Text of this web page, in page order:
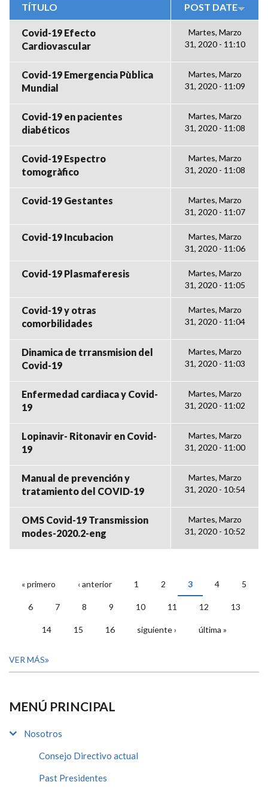
TÍTULO POST DATE
Covid-19 Efecto
Cardiovascular
Martes, Marzo
31, 2020 - 11:10
Covid-19 Emergencia Pùblica
Mundial
Martes, Marzo
31, 2020 - 11:09
Covid-19 en pacientes
diabéticos
Martes, Marzo
31, 2020 - 11:08
Covid-19 Espectro
tomogràfico
Martes, Marzo
31, 2020 - 11:08
Covid-19 Gestantes
Martes, Marzo
31, 2020 - 11:07
Covid-19 Incubacion
Martes, Marzo
31, 2020 - 11:06
Covid-19 Plasmaferesis
Martes, Marzo
31, 2020 - 11:05
Covid-19 y otras
comorbilidades
Martes, Marzo
31, 2020 - 11:04
Dinamica de trransmision del
Covid-19
Martes, Marzo
31, 2020 - 11:03
Enfermedad cardiaca y Covid-
19
Martes, Marzo
31, 2020 - 11:02
Lopinavir- Ritonavir en Covid-
19
Martes, Marzo
31, 2020 - 11:00
Manual de prevención y
tratamiento del COVID-19
Martes, Marzo
31, 2020 - 10:54
OMS Covid-19 Transmission
modes-2020.2-eng
Martes, Marzo
31, 2020 - 10:52
PÁGINAS
« primero ‹ anterior 1 2 3 4 5
6 7 8 9 10 11 12 13
14 15 16 siguiente › última »
VER MÁS
MENÚ PRINCIPAL
Nosotros
Consejo Directivo actual
Past Presidentes